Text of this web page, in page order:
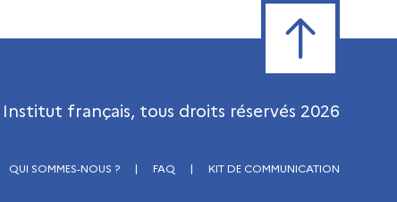
Institut français, tous droits réservés 2026
QUI SOMMES-NOUS ? | FAQ | KIT DE COMMUNICATION